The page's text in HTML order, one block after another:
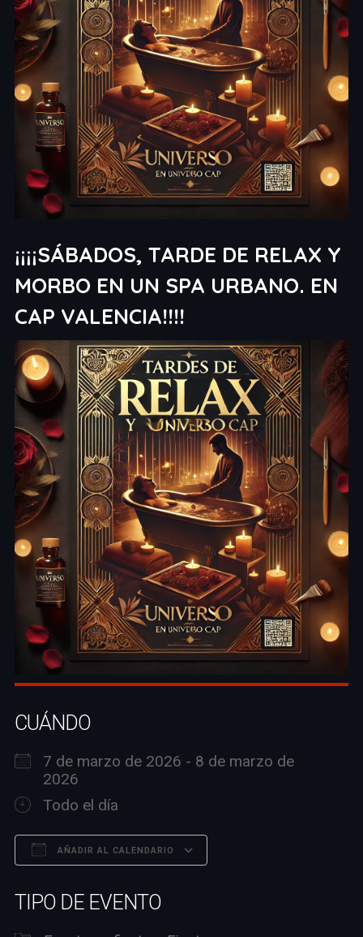
¡¡¡¡SÁBADOS, TARDE DE RELAX Y
MORBO EN UN SPA URBANO. EN
CAP VALENCIA!!!!
CUÁNDO
7 de marzo de 2026 - 8 de marzo de
2026
Todo el día
AÑADIR AL CALENDARIO
TIPO DE EVENTO